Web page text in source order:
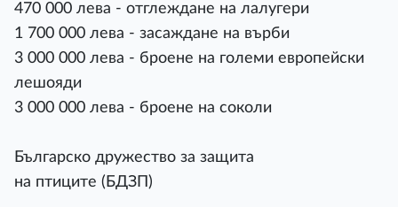
470 000 лева - отглеждане на лалугери
1 700 000 лева - засаждане на върби
3 000 000 лева - броене на големи европейски
лешояди
3 000 000 лева - броене на соколи
Българско дружество за защита
на птиците (БДЗП)